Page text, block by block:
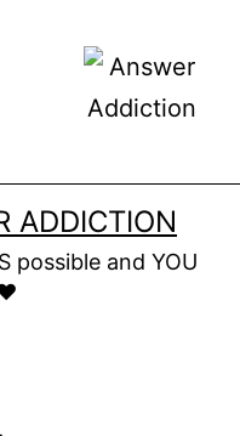
ADDICTION
possible and YOU